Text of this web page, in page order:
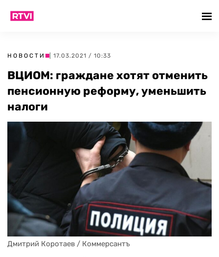
НОВОСТИ | 17.03.2021 / 10:33
ВЦИОМ: граждане хотят отменить
пенсионную реформу, уменьшить
налоги
Дмитрий Коротаев / Коммерсантъ